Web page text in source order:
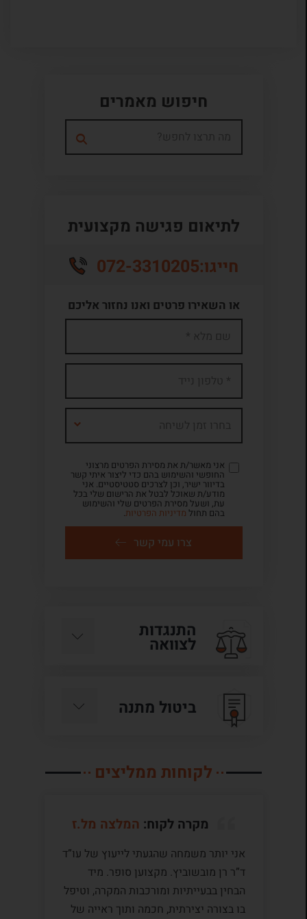
חיפוש מאמרים
לתיאום פגישה מקצועית
חייגו:072-3310205
או השאירו פרטים ואנו נחזור אליכם
אני מאשר/ת את מסירת הפרטים מרצוני
החופשי והשימוש בהם כדי ליצור איתי קשר
בדיוור ישיר, וכן לצרכים סטטיסטיים. אני
מודע/ת שאוכל לבטל את הרישום שלי בכל
עת, ושעל מסירת הפרטים שלי והשימוש
בהם תחול מדיניות הפרטיות.
צרו עמי קשר
התנגדות
לצוואה
ביטול מתנה
לקוחות ממליצים
מקרה לקוח: המלצה מל.ז
אני יותר משמחה שהגעתי לייעוץ של עו”ד
ד”ר רן מובשוביץ. מקצוען סופר. מיד
הבחין בבעייתיות ומורכבות המקרה, וטיפל
בו בצורה יצירתית, חכמה ותוך ראייה של